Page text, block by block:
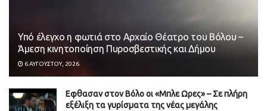
Υπό έλεγχο η φωτιά στο Αρχαίο Θέατρο του Βόλου –
Άμεση κινητοποίηση Πυροσβεστικής και Δήμου
6 ΑΥΓΟΎΣΤΟΥ, 2026
Εφθασαν στον Βόλο οι «Μπλε Ωρες» – Σε πλήρη
εξέλιξη τα γυρίσματα της νέας μεγάλης